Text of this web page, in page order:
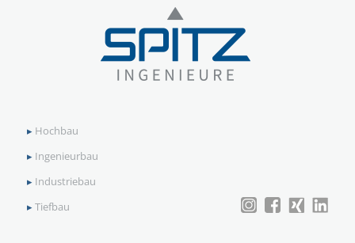
▸ Hochbau
▸ Ingenieurbau
▸ Industriebau
▸Tiefbau